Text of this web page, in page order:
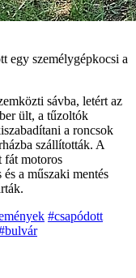
egy személygépkocsi a
sávba, letért az
ült, a tűzoltók
a roncsok
szállították. A
fát motoros
a műszaki mentés
#csapódott